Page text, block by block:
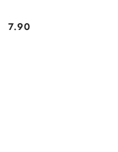
Cena:
7.90